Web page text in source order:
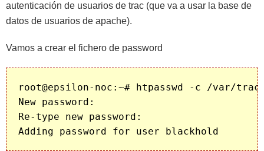
autenticación de usuarios de trac (que va a usar la base de
datos de usuarios de apache).
Vamos a crear el fichero de password
root@epsilon-noc:~# htpasswd -c /var/
New password:
Re-type new password: